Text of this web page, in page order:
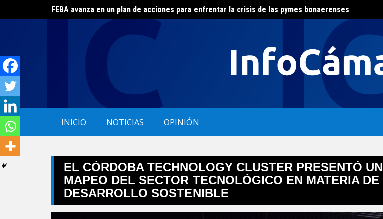
to
El ERAS continúa con el beneficio de la tarifa social del agua
INICIO NOTICIAS OPINIÓN
EL CÓRDOBA TECHNOLOGY CLUSTER PRESENTÓ UN
MAPEO DEL SECTOR TECNOLÓGICO EN MATERIA DE
DESARROLLO SOSTENIBLE